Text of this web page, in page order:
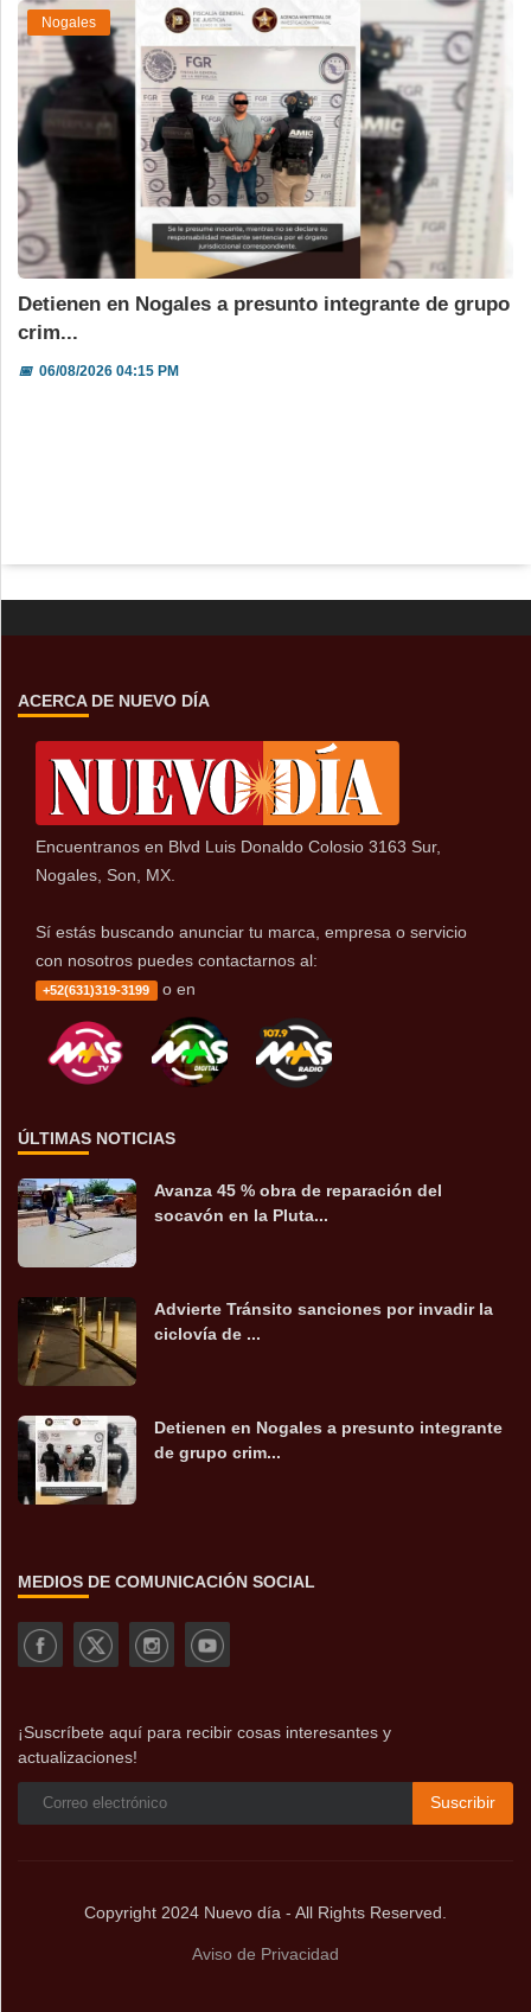
Nogales
Detienen en Nogales a presunto integrante de grupo
crim...
📅06/08/2026 04:15 PM
ACERCA DE NUEVO DÍA
Encuentranos en Blvd Luis Donaldo Colosio 3163 Sur,
Nogales, Son, MX.
Sí estás buscando anunciar tu marca, empresa o servicio
con nosotros puedes contactarnos al:
+52(631)319-3199 o en
ÚLTIMAS NOTICIAS
Avanza 45 % obra de reparación del
socavón en la Pluta...
Advierte Tránsito sanciones por invadir la
ciclovía de ...
Detienen en Nogales a presunto integrante
de grupo crim...
MEDIOS DE COMUNICACIÓN SOCIAL
¡Suscríbete aquí para recibir cosas interesantes y
actualizaciones!
Suscribir
Copyright 2024 Nuevo día - All Rights Reserved.
Aviso de Privacidad